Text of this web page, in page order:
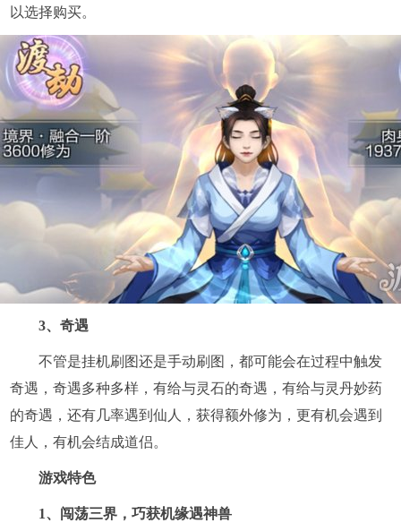
以选择购买。
3、奇遇
不管是挂机刷图还是手动刷图，都可能会在过程中触发
奇遇，奇遇多种多样，有给与灵石的奇遇，有给与灵丹妙药
的奇遇，还有几率遇到仙人，获得额外修为，更有机会遇到
佳人，有机会结成道侣。
游戏特色
1、闯荡三界，巧获机缘遇神兽